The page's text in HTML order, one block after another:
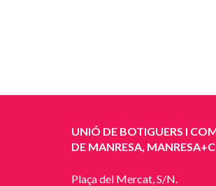
UNIÓ DE BOTIGUERS I
DE MANRESA,
Plaça del Mercat, S/N.